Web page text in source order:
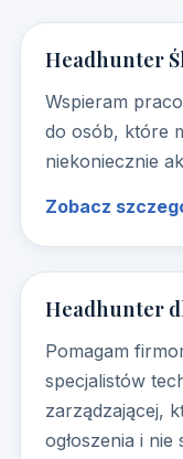
Headhunter
Wspieram
do osób, które
niekoniecznie
Zobacz
Headhunter
Pomagam
specjalistów
zarządzającej,
ogłoszenia i